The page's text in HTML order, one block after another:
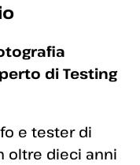
di Testing
e tester di
oltre dieci anni